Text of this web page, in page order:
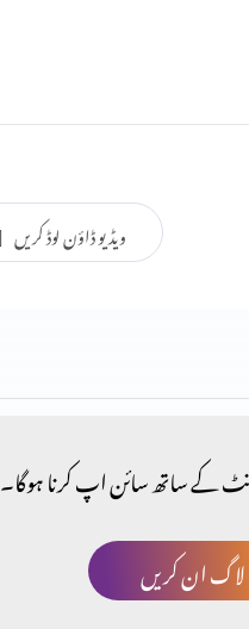
ویڈیو ڈاؤن لوڈ کریں
کے ساتھ سائن اپ کرنا ہوگا۔
لاگ ان کریں